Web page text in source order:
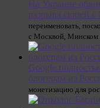
На Украине
разрыва связей
переименовать,
с Москвой,
Google
блогерам из
монетизацию для